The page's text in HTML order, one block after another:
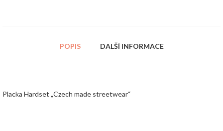
POPIS DALŠÍ INFORMACE
Placka Hardset „Czech made streetwear“